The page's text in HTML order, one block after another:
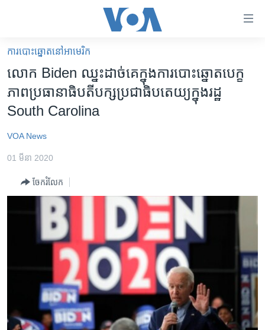
គេហទំព័រ​
ទាក់ទង
និង​
ចូល​
ទំព័រ​
ព័ត៌មាន​​
រំលង​
ចូល​
អាមេរិក
ព្រឹត្តិការណ៍ព័ត៌មាន
ទូរទស្សន៍ / វីដេអូ​
វិទ្យុ / ផតខាសថ៍
Khmer English
បណ្តាញ​សង្គម
ការបោះឆ្នោតនៅអាមេរិក
លោក Biden ឈ្នះ​ដាច់គេ​ក្នុង​ការ​បោះឆ្នោត​បេក្ខ
ភាព​ប្រធានាធិបតី​បក្ស​ប្រជាធិបតេយ្យ​ក្នុង​រដ្ឋ
South Carolina
VOA News
01 មីនា 2020
ចែករំលែក